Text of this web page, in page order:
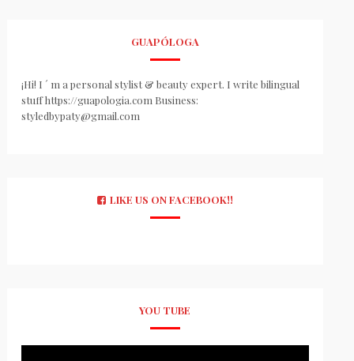
GUAPÓLOGA
¡Hi! I ´ m a personal stylist & beauty expert. I write bilingual
stuff https://guapologia.com Business:
styledbypaty@gmail.com
LIKE US ON FACEBOOK!!
YOU TUBE